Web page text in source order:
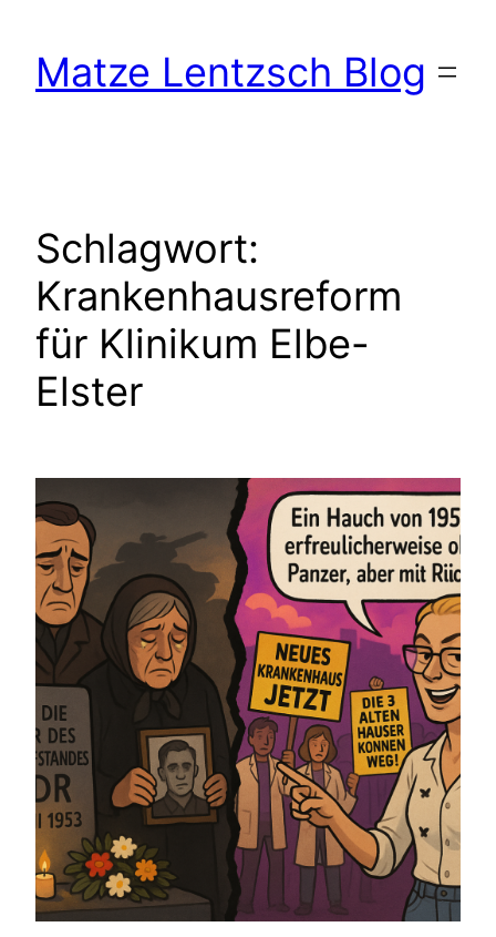
Inhalt
springen
Matze Lentzsch Blog
Schlagwort:
Krankenhausreform
für Klinikum Elbe-
Elster